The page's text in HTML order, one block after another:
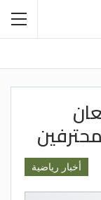
أخبار رياضية